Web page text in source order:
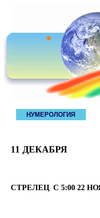
НУМЕРОЛОГИЯ
11 ДЕКАБРЯ
СТРЕЛЕЦ С 5:00 22